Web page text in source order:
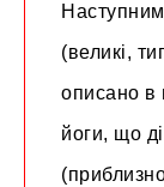
(великі,
описано в
йоги, що